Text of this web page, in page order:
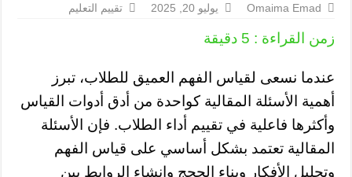
Omaima Emad يوليو 20, 2025 تقييم التعليم
زمن القراءة : 5 دقيقة
عندما نسعى لقياس الفهم العميق للطلاب، تبرز
أهمية الأسئلة المقالية كواحدة من أدق أدوات القياس
وأكثرها فاعلية في تقييم أداء الطلاب. فإن الأسئلة
المقالية تعتمد بشكل أساسي على قياس الفهم
وتحليل الأفكار وبناء الحجج وإنشاء الروابط بين